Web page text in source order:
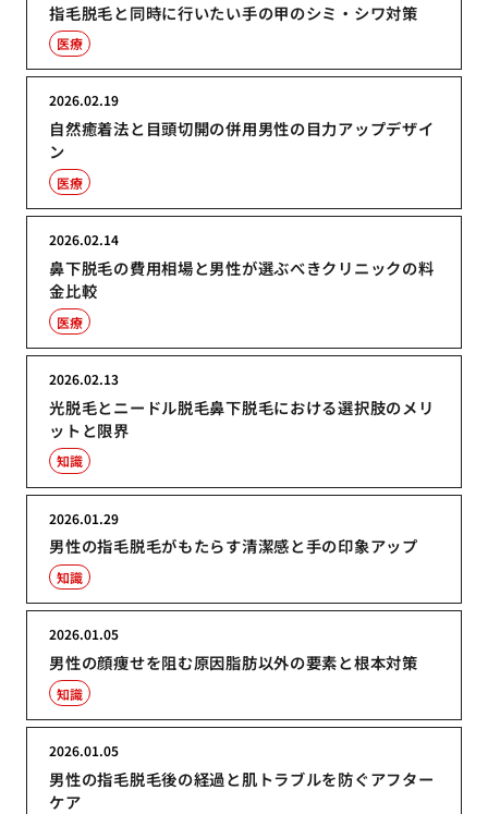
指毛脱毛と同時に行いたい手の甲のシミ・シワ対策
医療
自然癒着法と目頭切開の併用男性の目力アップデザイ
ン
2026.02.19
医療
鼻下脱毛の費用相場と男性が選ぶべきクリニックの料
金比較
2026.02.14
医療
光脱毛とニードル脱毛鼻下脱毛における選択肢のメリ
ットと限界
2026.02.13
知識
男性の指毛脱毛がもたらす清潔感と手の印象アップ
2026.01.29
知識
男性の顔痩せを阻む原因脂肪以外の要素と根本対策
2026.01.05
知識
男性の指毛脱毛後の経過と肌トラブルを防ぐアフター
ケア
2026.01.05